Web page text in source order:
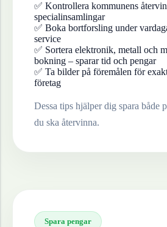
✅ Kontrollera kommunens
specialinsamlingar
✅ Boka bortforsling under
service
✅ Sortera elektronik, metall och
bokning – sparar tid och pengar
✅ Ta bilder på föremålen för
företag
Dessa tips hjälper dig spara både
du ska återvinna.
Spara pengar